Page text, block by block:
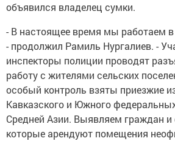
объявился владелец сумки.
- В настоящее время мы работаем
- продолжил Рамиль Нургалиев. -
инспекторы полиции проводят
работу с жителями сельских
особый контроль взяты приезжие
Кавказского и Южного
Средней Азии. Выявляем граждан и
которые арендуют помещения